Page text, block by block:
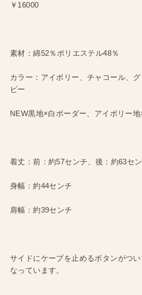
￥16000
素材：綿52％ポリエステル48％
カラー：アイボリー、チャコール、
ビー
NEW黒地×白ボーダー、アイボリー
着丈：前：約57センチ、後：約63セ
身幅：約44センチ
肩幅：約39センチ
サイドにケープを止めるボタンがつ
なっています。